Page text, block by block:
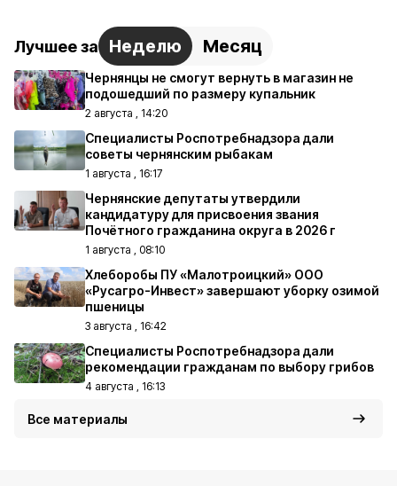
Лучшее за Неделю Месяц
Чернянцы не смогут вернуть в магазин не
подошедший по размеру купальник
2 августа , 14:20
Специалисты Роспотребнадзора дали
советы чернянским рыбакам
1 августа , 16:17
Чернянские депутаты утвердили
кандидатуру для присвоения звания
Почётного гражданина округа в 2026 г
1 августа , 08:10
Хлеборобы ПУ «Малотроицкий» ООО
«Русагро-Инвест» завершают уборку озимой
пшеницы
3 августа , 16:42
Специалисты Роспотребнадзора дали
рекомендации гражданам по выбору грибов
4 августа , 16:13
Все материалы